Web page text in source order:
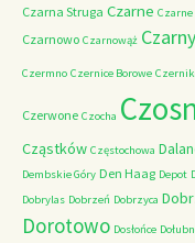
Czarna Struga Czarne Czarne
Czarnowo Czarnowąż
Czermno Czernice Borowe
Czerwone Czocha
Cząstków Częstochowa
Dembskie Góry Den Haag Depot
Dobrylas Dobrzeń Dobrzyca
Dorotowo Dosłońce